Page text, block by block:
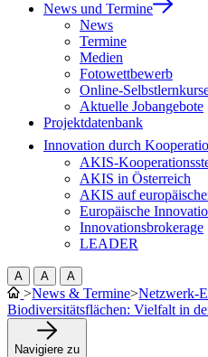
News und Termine
News
Termine
Medien
Fotowettbewerb
Online-
Aktuelle Jobangebote
Projektdatenbank
Innovation durch
AKIS-
AKIS in Österreich
AKIS auf
Europäische
Innovationsbrokerage
LEADER
A A A
>News & Termine>Netzwerk-
Biodiversitätsflächen: Vielfalt in
Navigiere zu